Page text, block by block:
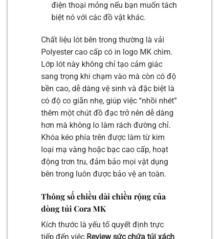
điện thoại mỏng nếu bạn muốn tách
biệt nó với các đồ vật khác.
Chất liệu lót bên trong thường là vải
Polyester cao cấp có in logo MK chìm.
Lớp lót này không chỉ tạo cảm giác
sang trọng khi chạm vào mà còn có độ
bền cao, dễ dàng vệ sinh và đặc biệt là
có độ co giãn nhẹ, giúp việc “nhồi nhét”
thêm một chút đồ đạc trở nên dễ dàng
hơn mà không lo làm rách đường chỉ.
Khóa kéo phía trên được làm từ kim
loại mạ vàng hoặc bạc cao cấp, hoạt
động trơn tru, đảm bảo mọi vật dụng
bên trong luôn được bảo vệ an toàn.
Thông số chiều dài chiều rộng của
dòng túi Cora MK
Kích thước là yếu tố quyết định trực
tiếp đến việc Review sức chứa túi xách